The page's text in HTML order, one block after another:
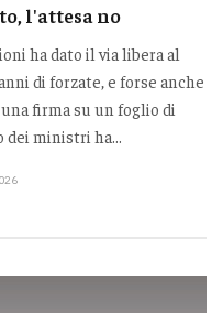
l'attesa no
ha dato il via libera al
di forzate, e forse anche
firma su un foglio di
ministri ha...